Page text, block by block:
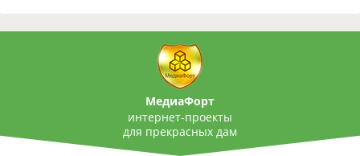
МедиаФорт
интернет-проекты
для прекрасных дам